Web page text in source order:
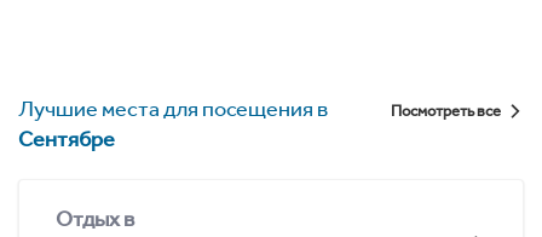
Лучшие места для посещения в
Сентябре
Посмотреть все
Отдых в